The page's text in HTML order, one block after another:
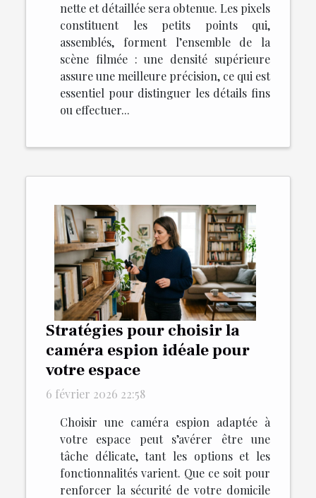
nette et détaillée sera obtenue. Les pixels
constituent les petits points qui,
assemblés, forment l’ensemble de la
scène filmée : une densité supérieure
assure une meilleure précision, ce qui est
essentiel pour distinguer les détails fins
ou effectuer...
Stratégies pour choisir la
caméra espion idéale pour
votre espace
6 février 2026 22:58
Choisir une caméra espion adaptée à
votre espace peut s’avérer être une
tâche délicate, tant les options et les
fonctionnalités varient. Que ce soit pour
renforcer la sécurité de votre domicile